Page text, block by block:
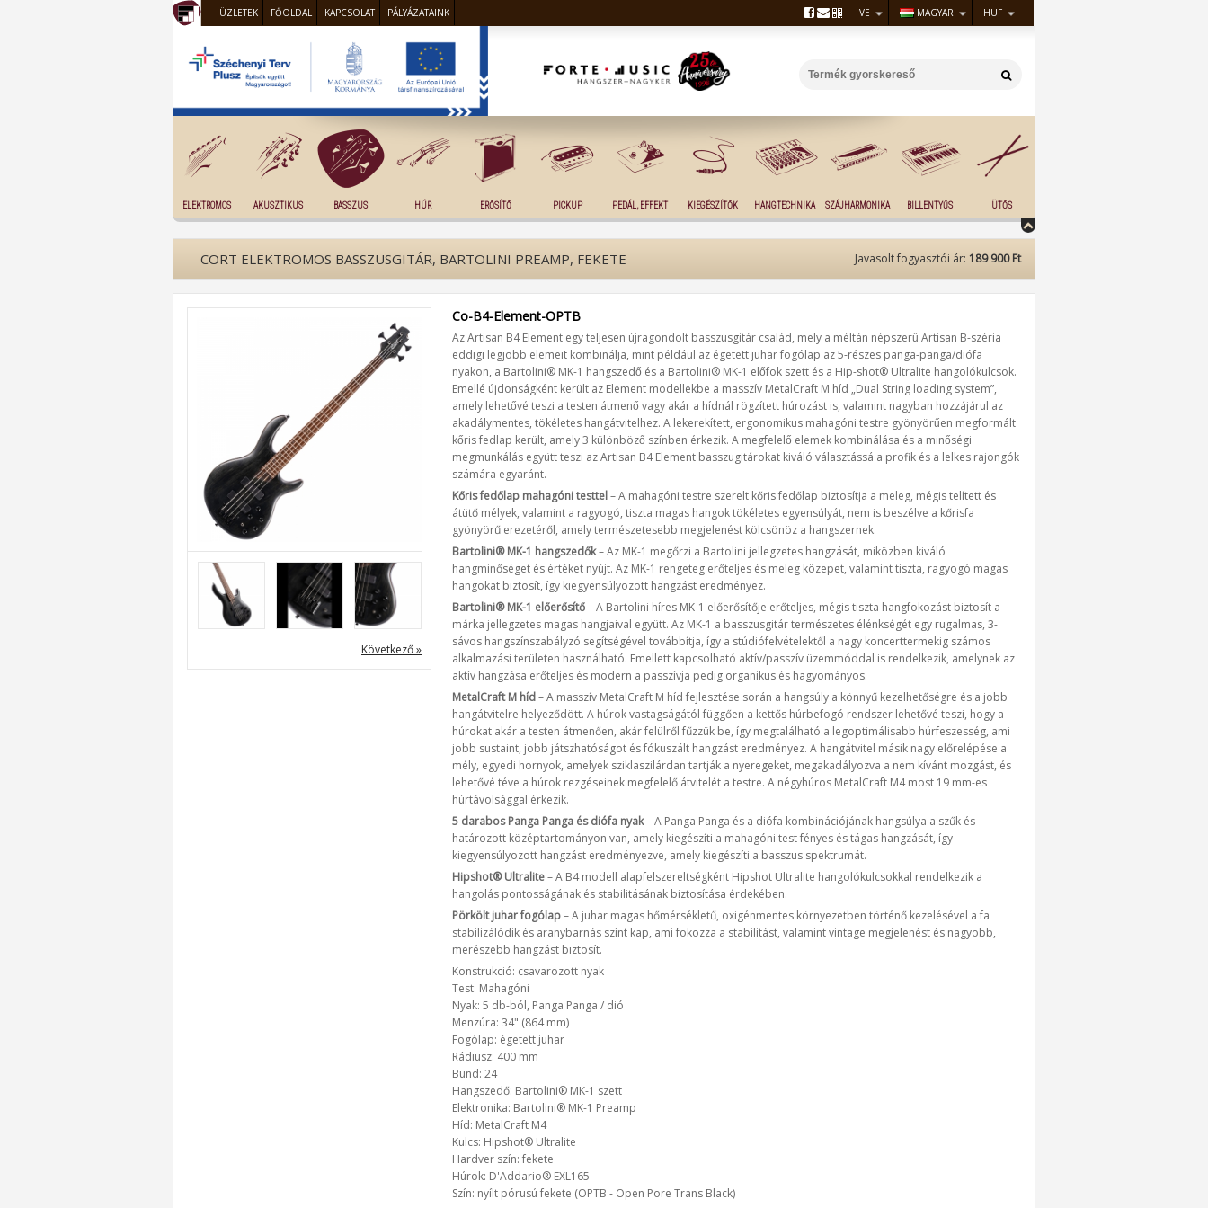
ÜZLETEK FŐOLDAL KAPCSOLAT PÁLYÁZATAINK VE MAGYAR HUF
ELEKTROMOS AKUSZTIKUS BASSZUS HÚR ERŐSÍTŐ PICKUP PEDÁL, EFFEKT KIEGÉSZÍTŐK HANGTECHNIKA SZÁJHARMONIKA BILLENTYŰS ÜTŐS
Javasolt fogyasztói ár: 189 900 Ft
CORT ELEKTROMOS BASSZUSGITÁR, BARTOLINI PREAMP, FEKETE
Következő »
Co-B4-Element-OPTB
Az Artisan B4 Element egy teljesen újragondolt basszusgitár család, mely a méltán népszerű Artisan B-széria
eddigi legjobb elemeit kombinálja, mint például az égetett juhar fogólap az 5-részes panga-panga/diófa
nyakon, a Bartolini® MK-1 hangszedő és a Bartolini® MK-1 előfok szett és a Hip-shot® Ultralite hangolókulcsok.
Emellé újdonságként került az Element modellekbe a masszív MetalCraft M híd „Dual String loading system”,
amely lehetővé teszi a testen átmenő vagy akár a hídnál rögzített húrozást is, valamint nagyban hozzájárul az
akadálymentes, tökéletes hangátvitelhez. A lekerekített, ergonomikus mahagóni testre gyönyörűen megformált
kőris fedlap került, amely 3 különböző színben érkezik. A megfelelő elemek kombinálása és a minőségi
megmunkálás együtt teszi az Artisan B4 Element basszugitárokat kiváló választássá a profik és a lelkes rajongók
számára egyaránt.
Kőris fedőlap mahagóni testtel– A mahagóni testre szerelt kőris fedőlap biztosítja a meleg, mégis telített és
átütő mélyek, valamint a ragyogó, tiszta magas hangok tökéletes egyensúlyát, nem is beszélve a kőrisfa
gyönyörű erezetéről, amely természetesebb megjelenést kölcsönöz a hangszernek.
Bartolini® MK-1 hangszedők– Az MK-1 megőrzi a Bartolini jellegzetes hangzását, miközben kiváló
hangminőséget és értéket nyújt. Az MK-1 rengeteg erőteljes és meleg közepet, valamint tiszta, ragyogó magas
hangokat biztosít, így kiegyensúlyozott hangzást eredményez.
Bartolini® MK-1 előerősítő– A Bartolini híres MK-1 előerősítője erőteljes, mégis tiszta hangfokozást biztosít a
márka jellegzetes magas hangjaival együtt. Az MK-1 a basszusgitár természetes élénkségét egy rugalmas, 3-
sávos hangszínszabályzó segítségével továbbítja, így a stúdiófelvételektől a nagy koncerttermekig számos
alkalmazási területen használható. Emellett kapcsolható aktív/passzív üzemmóddal is rendelkezik, amelynek az
aktív hangzása erőteljes és modern a passzívja pedig organikus és hagyományos.
MetalCraft M híd– A masszív MetalCraft M híd fejlesztése során a hangsúly a könnyű kezelhetőségre és a jobb
hangátvitelre helyeződött. A húrok vastagságától függően a kettős húrbefogó rendszer lehetővé teszi, hogy a
húrokat akár a testen átmenően, akár felülről fűzzük be, így megtalálható a legoptimálisabb húrfeszesség, ami
jobb sustaint, jobb játszhatóságot és fókuszált hangzást eredményez. A hangátvitel másik nagy előrelépése a
mély, egyedi hornyok, amelyek sziklaszilárdan tartják a nyeregeket, megakadályozva a nem kívánt mozgást, és
lehetővé téve a húrok rezgéseinek megfelelő átvitelét a testre. A négyhúros MetalCraft M4 most 19 mm-es
húrtávolsággal érkezik.
5 darabos Panga Panga és diófa nyak– A Panga Panga és a diófa kombinációjának hangsúlya a szűk és
határozott középtartományon van, amely kiegészíti a mahagóni test fényes és tágas hangzását, így
kiegyensúlyozott hangzást eredményezve, amely kiegészíti a basszus spektrumát.
Hipshot® Ultralite– A B4 modell alapfelszereltségként Hipshot Ultralite hangolókulcsokkal rendelkezik a
hangolás pontosságának és stabilitásának biztosítása érdekében.
Pörkölt juhar fogólap– A juhar magas hőmérsékletű, oxigénmentes környezetben történő kezelésével a fa
stabilizálódik és aranybarnás színt kap, ami fokozza a stabilitást, valamint vintage megjelenést és nagyobb,
merészebb hangzást biztosít.
Konstrukció: csavarozott nyak
Test: Mahagóni
Nyak: 5 db-ból, Panga Panga / dió
Menzúra: 34" (864 mm)
Fogólap: égetett juhar
Rádiusz: 400 mm
Bund: 24
Hangszedő: Bartolini® MK-1 szett
Elektronika: Bartolini® MK-1 Preamp
Híd: MetalCraft M4
Kulcs: Hipshot® Ultralite
Hardver szín: fekete
Húrok: D'Addario® EXL165
Szín: nyílt pórusú fekete (OPTB - Open Pore Trans Black)